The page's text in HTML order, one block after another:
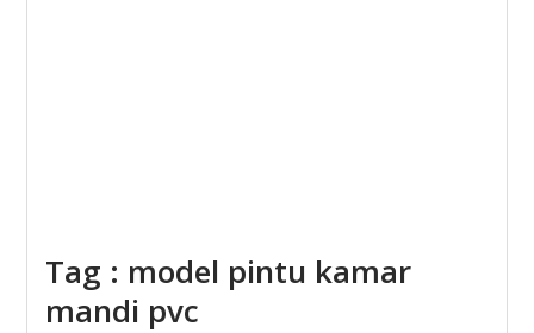
Tag : model pintu kamar
mandi pvc